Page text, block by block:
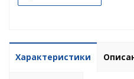
Характеристики